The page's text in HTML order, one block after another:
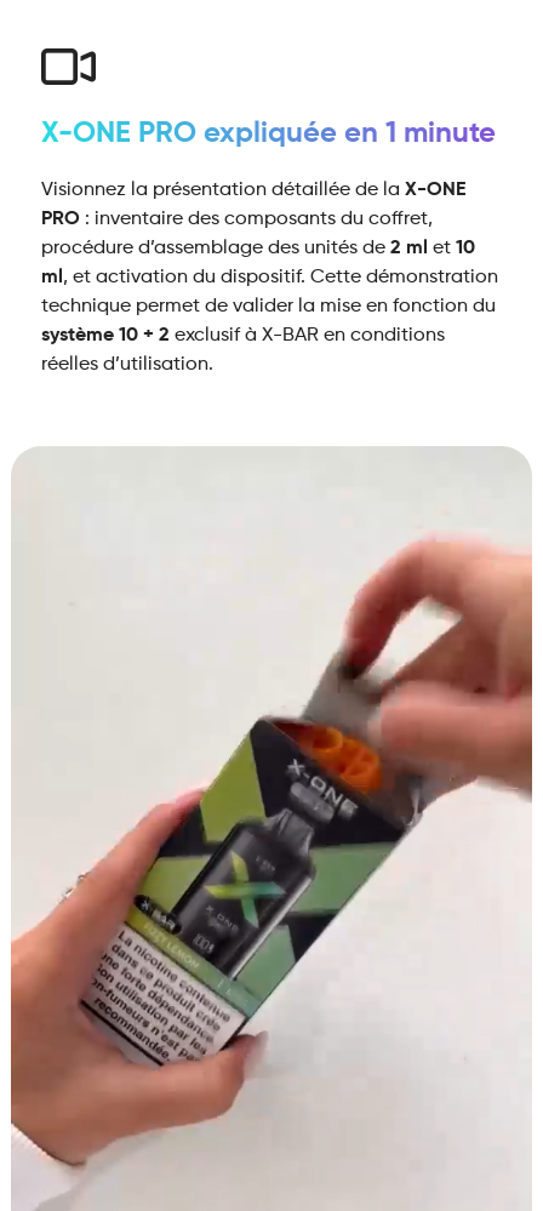
X-ONE PRO expliquée en 1 minute
Visionnez la présentation détaillée de la X-ONE
PRO: inventaire des composants du coffret,
procédure d’assemblage des unités de 2 ml et 10
ml , et activation du dispositif. Cette démonstration
technique permet de valider la mise en fonction du
système 10 + 2 exclusif à X-BAR en conditions
réelles d’utilisation.